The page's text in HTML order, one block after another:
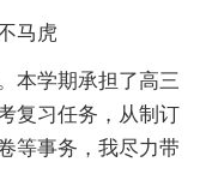
马虎
本学期承担了高三
复习任务，从制订
等事务，我尽力带